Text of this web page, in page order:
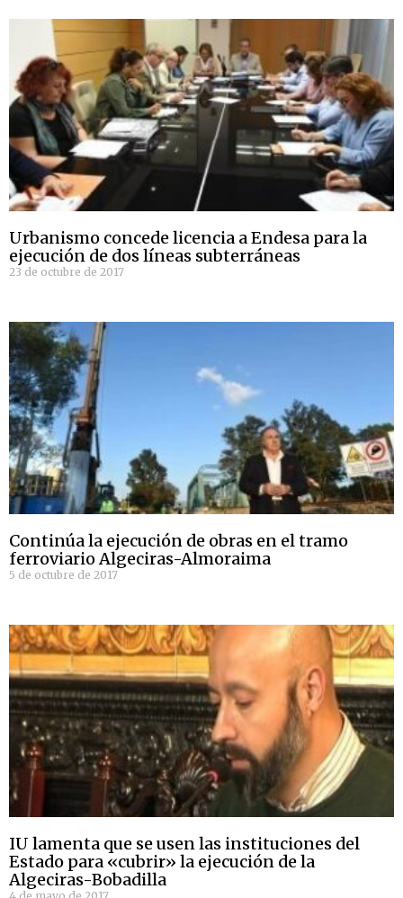
Urbanismo concede licencia a Endesa para la
ejecución de dos líneas subterráneas
23 de octubre de 2017
Continúa la ejecución de obras en el tramo
ferroviario Algeciras-Almoraima
5 de octubre de 2017
IU lamenta que se usen las instituciones del
Estado para «cubrir» la ejecución de la
Algeciras-Bobadilla